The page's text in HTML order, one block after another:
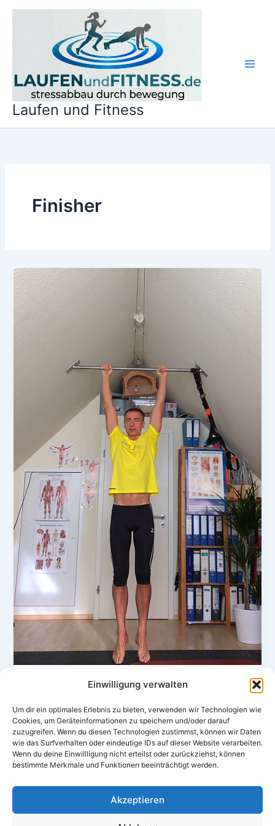
Einwilligung verwalten
Um dir ein optimales Erlebnis zu bieten, verwenden wir Technologien wie
Cookies, um Geräteinformationen zu speichern und/oder darauf
zuzugreifen. Wenn du diesen Technologien zustimmst, können wir Daten
wie das Surfverhalten oder eindeutige IDs auf dieser Website verarbeiten.
Wenn du deine Einwillligung nicht erteilst oder zurückziehst, können
bestimmte Merkmale und Funktionen beeinträchtigt werden.
Akzeptieren
Zum
Laufen und Fitness
Finisher
Laufen
Hanging als Finisher nach dem Laufen
Bei den Nüchternläufen kommen mir immer wieder
viele tolle Ideen, die ich dann aber doch nicht alle im
Kopf behalte […]